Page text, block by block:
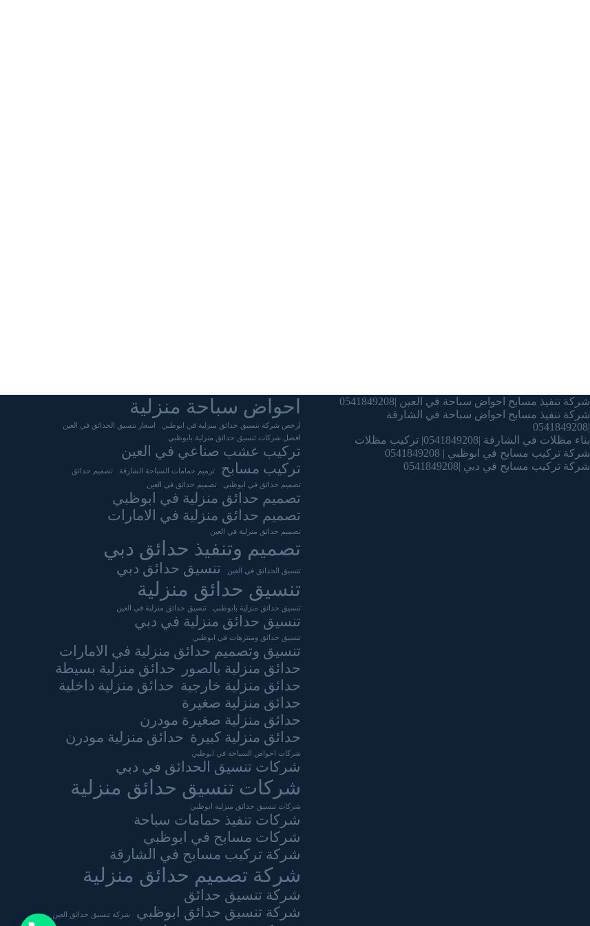
شركة تنفيذ مسابح احواض سباحة في العين |0541849208
شركة تنفيذ مسابح احواض سباحة في الشارقة
|0541849208
بناء مظلات في الشارقة |0541849208| تركيب مظلات
شركة تركيب مسابح في ابوظبي | 0541849208
شركة تركيب مسابح في دبي |0541849208
احواض سباحة منزلية
ارخص شركة تنسيق حدائق منزلية في ابوظبي
اسعار تنسيق الحدائق في العين
افضل شركات تنسيق حدائق منزلية بابوظبي
تركيب عشب صناعي في العين
تركيب مسابح
ترميم حمامات السباحة الشارقة
تصميم حدائق
تصميم حدائق في ابوظبي
تصميم حدائق في العين
تصميم حدائق منزلية في ابوظبي
تصميم حدائق منزلية في الامارات
تصميم حدائق منزلية في العين
تصميم وتنفيذ حدائق دبي
تنسيق الحدائق في العين تنسيق حدائق دبي
تنسيق حدائق منزلية
تنسيق حدائق منزلية بابوظبي تنسيق حدائق منزلية في العين
تنسيق حدائق منزلية في دبي
تنسيق حدائق ومنتزهات في ابوظبي
تنسيق وتصميم حدائق منزلية في الامارات
حدائق منزلية بالصور
حدائق منزلية بسيطة
حدائق منزلية خارجية حدائق منزلية داخلية
حدائق منزلية صغيرة
حدائق منزلية صغيرة مودرن
حدائق منزلية كبيرة حدائق منزلية مودرن
شركات احواض السباحة في ابوظبي
شركات تنسيق الحدائق في دبي
شركات تنسيق حدائق منزلية
شركات تنسيق حدائق منزلية ابوظبي
شركات تنفيذ حمامات سباحة
شركات مسابح في ابوظبي
شركة تركيب مسابح في الشارقة
شركة تصميم حدائق منزلية
شركة تنسيق حدائق
شركة تنسيق حدائق ابوظبي
شركة تنسيق حدائق العين